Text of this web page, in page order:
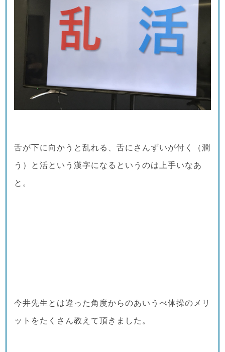
舌が下に向かうと乱れる、舌にさんずいが付く（潤
う）と活という漢字になるというのは上手いなあ
と。
今井先生とは違った角度からのあいうべ体操のメリ
ットをたくさん教えて頂きました。